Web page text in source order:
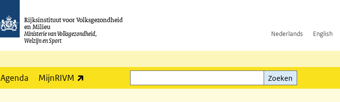
Rijksinstituut voor Volksgezondheid
en Milieu
Ministerie van Volksgezondheid,
Welzijn en Sport
Nederlands English
Agenda MijnRIVM
Zoeken
Zoeken